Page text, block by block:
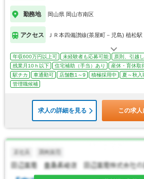
勤務地 岡山県 岡山市南区
アクセス ＪＲ本四備讃線(茶屋町－児島) 植松駅
年収600万円以上可 未経験者も応募可能
原則、引越
残業月10ｈ以下
住宅補助（手当）あり 産休・育休取
駅チカ
車通勤可 店舗数1～9 積極採用中 夏～秋入
管理職候補
求人の詳細を見る この求